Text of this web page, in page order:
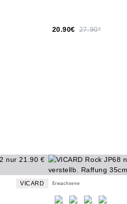
20.90€ 27.90*
VICARD Erwachsene